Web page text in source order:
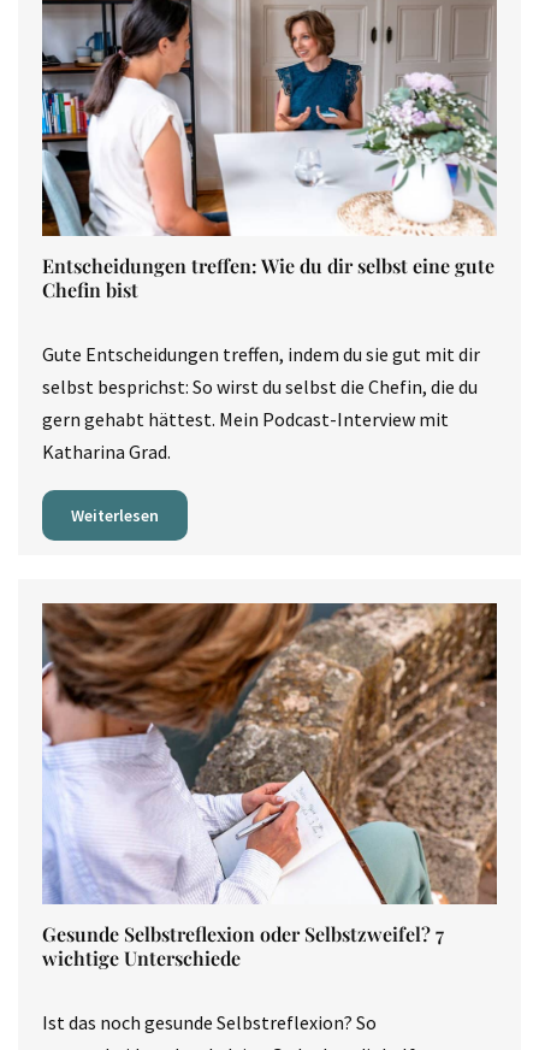
Entscheidungen treffen: Wie du dir selbst eine gute
Chefin bist
Gute Entscheidungen treffen, indem du sie gut mit dir
selbst besprichst: So wirst du selbst die Chefin, die du
gern gehabt hättest. Mein Podcast-Interview mit
Katharina Grad.
Weiterlesen
Gesunde Selbstreflexion oder Selbstzweifel? 7
wichtige Unterschiede
Ist das noch gesunde Selbstreflexion? So